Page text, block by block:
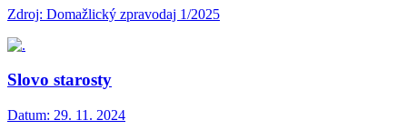
Zdroj: Domažlický zpravodaj 1/2025
Slovo starosty
Datum: 29. 11. 2024